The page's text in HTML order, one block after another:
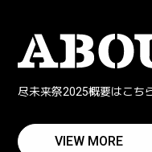
尽未来祭2025概要はこち
VIEW MORE